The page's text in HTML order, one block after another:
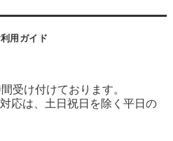
用ガイド
受け付けております。
応は、土日祝日を除く平日の